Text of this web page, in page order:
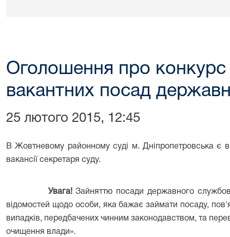
Оголошення про конкурс
вакантних посад
25 лютого 2015, 12:45
В Жовтневому районному суді м. Дніпропетровська є
вакансії секретаря суду.
Увага!Зайняттю посади державного
відомостей щодо особи, яка бажає займати посаду,
випадків, передбачених чинним законодавством, та
очищення влади».